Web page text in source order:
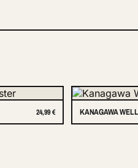
24,99 € KANAGAWA